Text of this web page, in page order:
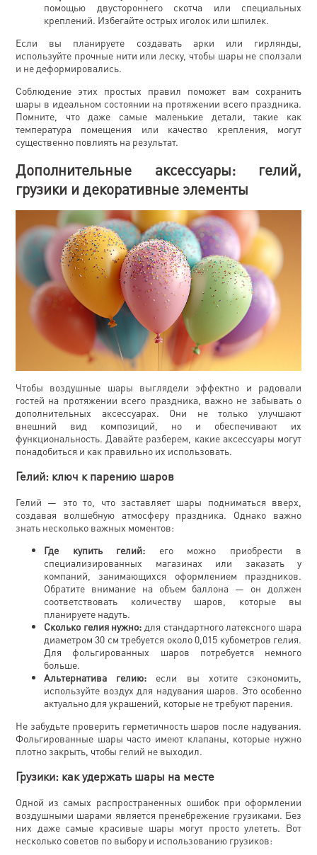
помощью двустороннего скотча или специальных
креплений. Избегайте острых иголок или шпилек.
Если вы планируете создавать арки или гирлянды,
используйте прочные нити или леску, чтобы шары не сползали
и не деформировались.
Соблюдение этих простых правил поможет вам сохранить
шары в идеальном состоянии на протяжении всего праздника.
Помните, что даже самые маленькие детали, такие как
температура помещения или качество крепления, могут
существенно повлиять на результат.
Дополнительные аксессуары: гелий,
грузики и декоративные элементы
Чтобы воздушные шары выглядели эффектно и радовали
гостей на протяжении всего праздника, важно не забывать о
дополнительных аксессуарах. Они не только улучшают
внешний вид композиций, но и обеспечивают их
функциональность. Давайте разберем, какие аксессуары могут
понадобиться и как правильно их использовать.
Гелий: ключ к парению шаров
Гелий — это то, что заставляет шары подниматься вверх,
создавая волшебную атмосферу праздника. Однако важно
знать несколько важных моментов:
Где купить гелий: его можно приобрести в
специализированных магазинах или заказать у
компаний, занимающихся оформлением праздников.
Обратите внимание на объем баллона — он должен
соответствовать количеству шаров, которые вы
планируете надуть.
Сколько гелия нужно: для стандартного латексного шара
диаметром 30 см требуется около 0,015 кубометров гелия.
Для фольгированных шаров потребуется немного
больше.
Альтернатива гелию: если вы хотите сэкономить,
используйте воздух для надувания шаров. Это особенно
актуально для украшений, которые не требуют парения.
Не забудьте проверить герметичность шаров после надувания.
Фольгированные шары часто имеют клапаны, которые нужно
плотно закрыть, чтобы гелий не выходил.
Грузики: как удержать шары на месте
Одной из самых распространенных ошибок при оформлении
воздушными шарами является пренебрежение грузиками. Без
них даже самые красивые шары могут просто улететь. Вот
несколько советов по выбору и использованию грузиков: